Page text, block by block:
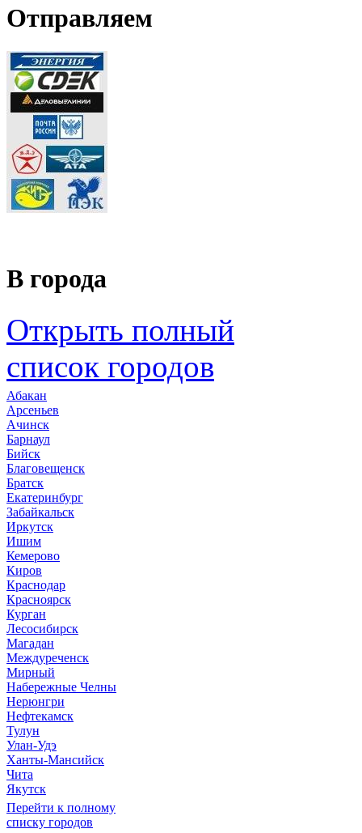
Отправляем
В города
Открыть полный
список городов
Абакан
Арсеньев
Ачинск
Барнаул
Бийск
Благовещенск
Братск
Екатеринбург
Забайкальск
Иркутск
Ишим
Кемерово
Киров
Краснодар
Красноярск
Курган
Лесосибирск
Магадан
Междуреченск
Мирный
Набережные Челны
Нерюнгри
Нефтекамск
Тулун
Улан-Удэ
Ханты-Мансийск
Чита
Якутск
Перейти к полному
списку городов